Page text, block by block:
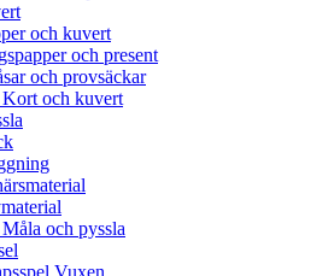
och kuvert
och present
och provsäckar
och kuvert
och pyssla
Vuxen